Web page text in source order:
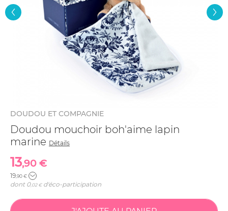
DOUDOU ET COMPAGNIE
Doudou mouchoir boh'aime lapin
marine Détails
13,90 €
19,90 €
dont 0,02 €d'éco-participation